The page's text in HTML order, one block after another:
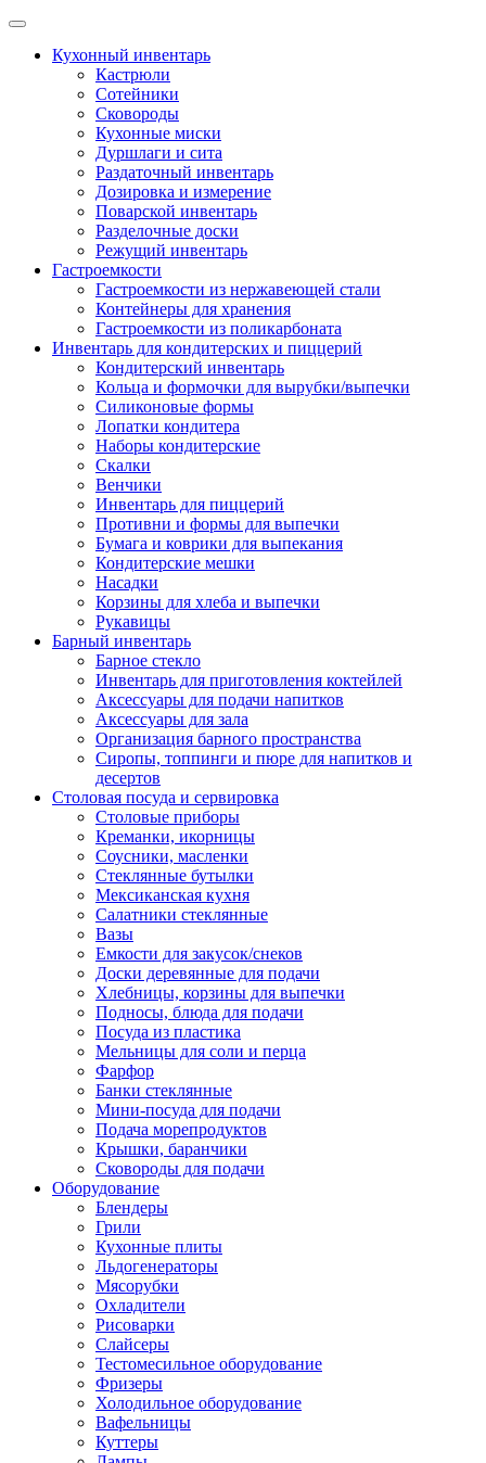
Skip
contentКухонный инвентарь
Кастрюли
Сотейники
Сковороды
Кухонные миски
Дуршлаги и сита
Раздаточный инвентарь
Дозировка и измерение
Поварской инвентарь
Разделочные доски
Режущий инвентарь
Гастроемкости
Гастроемкости из нержавеющей стали
Контейнеры для хранения
Гастроемкости из поликарбоната
Инвентарь для кондитерских и пиццерий
Кондитерский инвентарь
Кольца и формочки для вырубки/выпечки
Силиконовые формы
Лопатки кондитера
Наборы кондитерские
Скалки
Венчики
Инвентарь для пиццерий
Противни и формы для выпечки
Бумага и коврики для выпекания
Кондитерские мешки
Насадки
Корзины для хлеба и выпечки
Рукавицы
Барный инвентарь
Барное стекло
Инвентарь для приготовления коктейлей
Аксессуары для подачи напитков
Аксессуары для зала
Организация барного пространства
Сиропы, топпинги и пюре для напитков и
десертов
Столовая посуда и сервировка
Столовые приборы
Креманки, икорницы
Соусники, масленки
Стеклянные бутылки
Мексиканская кухня
Салатники стеклянные
Вазы
Емкости для закусок/снеков
Доски деревянные для подачи
Хлебницы, корзины для выпечки
Подносы, блюда для подачи
Посуда из пластика
Мельницы для соли и перца
Фарфор
Банки стеклянные
Мини-посуда для подачи
Подача морепродуктов
Крышки, баранчики
Сковороды для подачи
Оборудование
Блендеры
Грили
Кухонные плиты
Льдогенераторы
Мясорубки
Охладители
Рисоварки
Слайсеры
Тестомесильное оборудование
Фризеры
Холодильное оборудование
Вафельницы
Куттеры